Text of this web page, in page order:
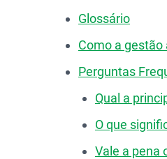
Glossário
Como a
Perguntas
Qual a
O que
Vale a pena